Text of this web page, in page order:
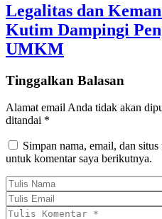
Legalitas dan
Kutim Dampingi
UMKM
Tinggalkan Balasan
Alamat email Anda tidak akan
ditandai *
Simpan nama, email, dan
untuk komentar saya berikutnya.